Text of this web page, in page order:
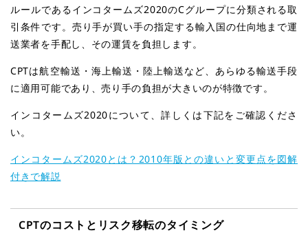
ルールであるインコタームズ2020のCグループに分類される取
引条件です。売り手が買い手の指定する輸入国の仕向地まで運
送業者を手配し、その運賃を負担します。
CPTは航空輸送・海上輸送・陸上輸送など、あらゆる輸送手段
に適用可能であり、売り手の負担が大きいのが特徴です。
インコタームズ2020について、詳しくは下記をご確認くださ
い。
インコタームズ2020とは？2010年版との違いと変更点を図解
付きで解説
CPTのコストとリスク移転のタイミング